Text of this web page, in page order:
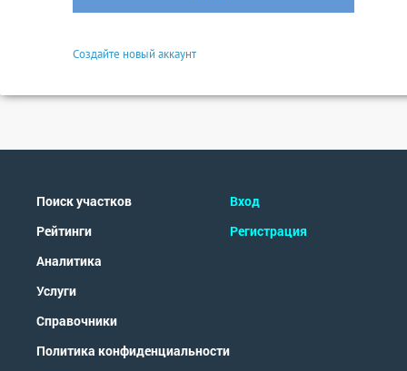
Создайте новый аккаунт
Поиск участков
Рейтинги
Аналитика
Услуги
Справочники
Политика конфиденциальности
Вход
Регистрация